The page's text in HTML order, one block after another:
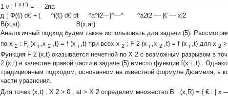
1 v i ( x,t ) = — 2па
д [ Ф(€) d€ + [ ^i(€) d€ dt ^a^t2—]^—^ ^a2t2 — |€ — x|2
B(x,at) B(x,at)
Аналогичный подход будем также использовать для задачи (5).
по x 2 : Fi (x i ,x 2 ,t) = f (x i ,t) при всех x 2 ; F 2 (x i ,x 2 ,t) = f (x i ,t) для x 2 >
Функция F 2 (x,t) оказывается нечетной по X 2 с возможным разрывом в
2 (x,t) в качестве правой части в задаче (5) вместо функции f(x i ,t)
.
традиционным подходом, основанном на известной формуле Дюамеля, в
части уравнения.
Для точек (x,t) Х 2 > 0 at > Х 2 определим множество B - (x,R) = { € : x